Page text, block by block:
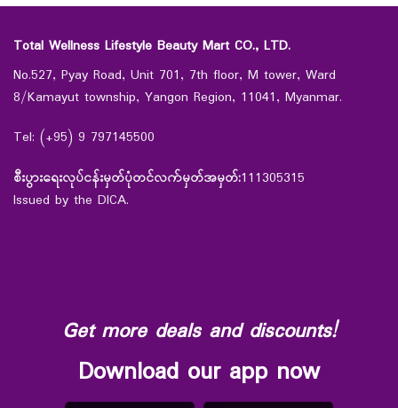
Total Wellness Lifestyle Beauty Mart CO., LTD.
No.527, Pyay Road, Unit 701, 7th floor, M tower, Ward
8/Kamayut township, Yangon Region, 11041, Myanmar.
Tel: (+95) 9 797145500
စီးပွားရေးလုပ်ငန်းမှတ်ပုံတင်လက်မှတ်အမှတ်:111305315
Issued by the DICA.
Get more deals and discounts!
Download our app now